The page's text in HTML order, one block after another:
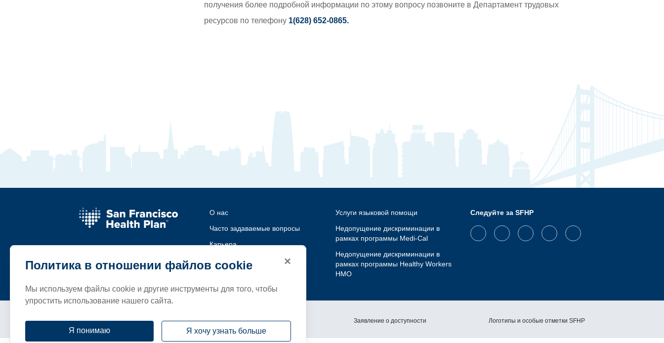
получения более подробной информации по этому вопросу позвоните в Департамент трудовых
ресурсов по телефону 1(628) 652-0865.
О нас
Часто задаваемые вопросы
Карьера
Свяжитесь с нами
Услуги языковой помощи
Недопущение дискриминации в
рамках программы Medi-Cal
Недопущение дискриминации в
рамках программы Healthy Workers
HMO
Следуйте за SFHP
FacebookThreadsInstagramLinkedInYouTube
Условия и положения политика конфиденциальности Заявление о доступности Логотипы и особые отметки SFHP
×
Политика в отношении файлов cookie
Мы используем файлы cookie и другие инструменты для того, чтобы
упростить использование нашего сайта.
Я понимаю Я хочу узнать больше